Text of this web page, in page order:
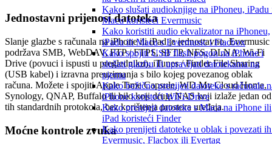
Kako slušati audioknjige na iPhoneu, iPadu
Macu koristeći Evermusic
Kako koristiti audio ekvalizator na iPhoneu,
iPadu ili Macu s Evermusic i Flacbox
Kako spojiti USB flash pogon na iPhone i
slušati glazbu ili upravljati datotekama na
njemu
Kako bežično prenijeti datoteke s računala
iPhone koristeći WiFi-Drive
Kako prenijeti datoteke s Maca na iPhone ili
iPad koristeći Finder
Kako prenijeti datoteke u oblak i povezati
Evermusic, Flacbox ili Evertag
Jednostavni prijenosi datoteka
Slanje glazbe s računala na iPhone ili iPad je jednostavno. Evermusic
podržava SMB, WebDAV, FTP / FTPS, SFTP, NFS, DLNA, Wi-Fi
Drive (povuci i ispusti u pregledniku), iTunes / Finder File Sharing
(USB kabel) i izravna preuzimanja s bilo kojeg povezanog oblak
računa. Možete i spojiti Apple Time Capsule, WD My Cloud Home,
Synology, QNAP, Buffalo ili bilo koji drugi NAS koji izlaže jedan od
tih standardnih protokola, bez korištenja prostora uređaja.
Moćne kontrole zvuka